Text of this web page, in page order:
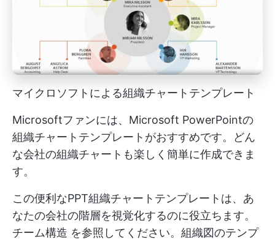
マイクロソフトによる組織チャートテンプレート
Microsoftファンには、Microsoft PowerPointの
組織チャートテンプレートがおすすめです。どん
な会社の組織チャートも楽しく簡単に作成できま
す。
この便利なPPT組織チャートテンプレートは、あ
なたの会社の階層を視覚化するのに役立ちます。
チーム構造 を参照してください。組織図のテンプ